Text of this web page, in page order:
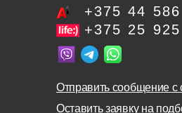
+375 44
+375 25
Отправить сообщение с
Оставить заявку на